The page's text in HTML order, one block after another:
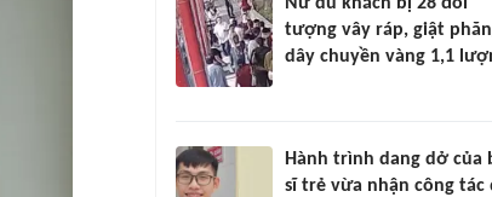
tượng vây ráp, giật
dây chuyền vàng 1,1
Hành trình dang dở của
sĩ trẻ vừa nhận công tác